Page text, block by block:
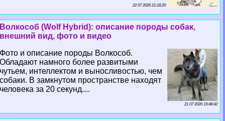
22 07 2026 21:18:20
Волкособ (Wolf Hybrid): описание породы собак,
внешний вид, фото и видео
Фото и описание породы Волкособ.
Обладают намного более развитыми
чутьем, интеллектом и выносливостью, чем
собаки. В замкнутом прострaнcтве находят
человека за 20 секунд....
21 07 2026 19:48:42